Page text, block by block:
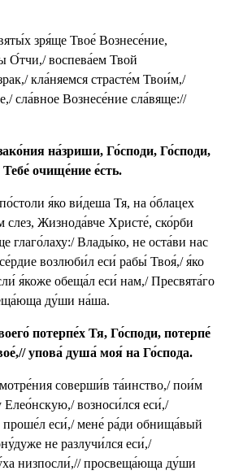
зря́ще Твое́ Вознесе́ние,
О́тчи,/ воспева́ем Твой
кла́няемся страсте́м Твои́м,/
сла́вное Вознесе́ние сла́вяще://
на́зриши, Го́споди, Го́споди,
очище́ние е́сть.
я́ко ви́деша Тя, на о́блацех
слез, Жизнода́вче Христе́, ско́рби
глаго́лаху:/ Влады́ко, не оста́ви нас
возлюби́л еси́ рабы́ Твоя́,/ я́ко
я́коже обеща́л еси́ нам,/ Пресвята́го
ду́ши на́ша.
потерпе́х Тя, Го́споди, потерпе́
упова́ душа́ моя́ на Го́спода.
соверши́в та́инство,/ пои́м
возноси́лся еси́,/
проше́л еси́,/ мене́ ра́ди обнища́вый
не разлучи́лся еси́,/
низпосли́,// просвеща́юща ду́ши